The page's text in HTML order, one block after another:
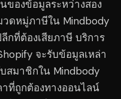
องข้อมูลระหว่างสอง
ดหมู่ภาษีใน Mindbody
กที่ต้องเสียภาษี บริการ
จะรับข้อมูลเหล่า
สมาชิกใน Mindbody
ที่ถูกต้องทางออนไลน์